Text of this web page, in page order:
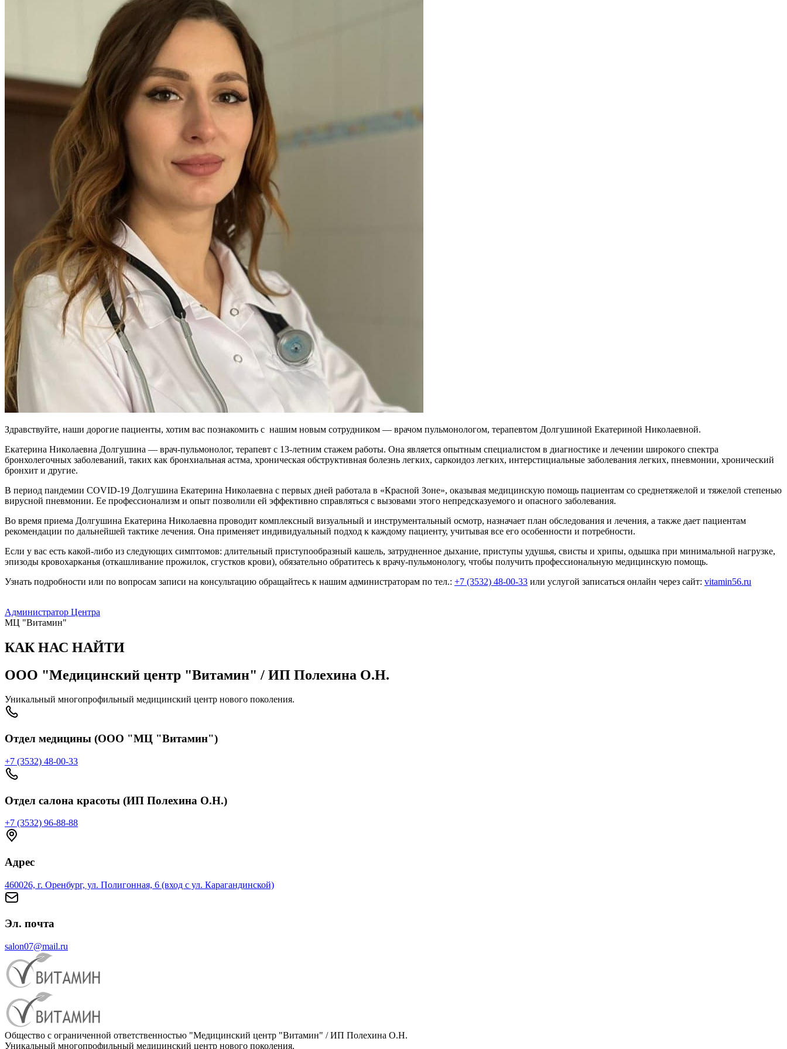
Здравствуйте, наши дорогие пациенты, хотим вас познакомить с нашим новым сотрудником — врачом пульмонологом, терапевтом Долгушиной Екатериной Николаевной.
Екатерина Николаевна Долгушина — врач-пульмонолог, терапевт с 13-летним стажем работы. Она является опытным специалистом в диагностике и лечении широкого спектра
бронхолегочных заболеваний, таких как бронхиальная астма, хроническая обструктивная болезнь легких, саркоидоз легких, интерстициальные заболевания легких, пневмонии, хронический
бронхит и другие.
В период пандемии COVID-19 Долгушина Екатерина Николаевна с первых дней работала в «Красной Зоне», оказывая медицинскую помощь пациентам со среднетяжелой и тяжелой степенью
вирусной пневмонии. Ее профессионализм и опыт позволили ей эффективно справляться с вызовами этого непредсказуемого и опасного заболевания.
Во время приема Долгушина Екатерина Николаевна проводит комплексный визуальный и инструментальный осмотр, назначает план обследования и лечения, а также дает пациентам
рекомендации по дальнейшей тактике лечения. Она применяет индивидуальный подход к каждому пациенту, учитывая все его особенности и потребности.
Если у вас есть какой-либо из следующих симптомов: длительный приступообразный кашель, затрудненное дыхание, приступы удушья, свисты и хрипы, одышка при минимальной нагрузке,
эпизоды кровохарканья (откашливание прожилок, сгустков крови), обязательно обратитесь к врачу-пульмонологу, чтобы получить профессиональную медицинскую помощь.
Узнать подробности или по вопросам записи на консультацию обращайтесь к нашим администраторам по тел.: +7 (3532) 48-00-33 или услугой записаться онлайн через сайт: vitamin56.ru
Администратор Центра
МЦ "Витамин"
КАК НАС НАЙТИ
ООО "Медицинский центр "Витамин" / ИП Полехина О.Н.
Уникальный многопрофильный медицинский центр нового поколения.
Отдел медицины (ООО "МЦ "Витамин")
+7 (3532) 48-00-33
Отдел салона красоты (ИП Полехина О.Н.)
+7 (3532) 96-88-88
Адрес
460026, г. Оренбург, ул. Полигонная, 6 (вход с ул. Карагандинской)
Эл. почта
salon07@mail.ru
Общество с ограниченной ответственностью "Медицинский центр "Витамин" / ИП Полехина О.Н.
Уникальный многопрофильный медицинский центр нового поколения.